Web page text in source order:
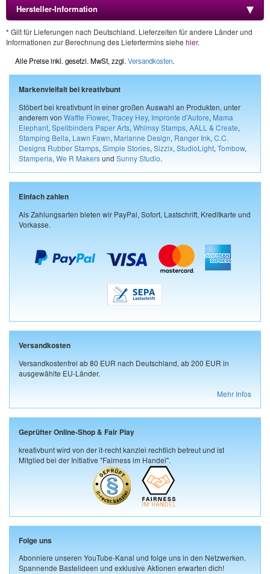
Hersteller-Information
* Gilt für Lieferungen nach Deutschland. Lieferzeiten für andere Länder und
Informationen zur Berechnung des Liefertermins siehe hier.
Alle Preise inkl. gesetzl. MwSt, zzgl. Versandkosten.
Markenvielfalt bei kreativbunt
Stöbert bei kreativbunt in einer großen Auswahl an Produkten, unter
anderem von Waffle Flower, Tracey Hey, Impronte d'Autore, Mama
Elephant, Spellbinders Paper Arts, Whimsy Stamps, AALL & Create,
Stamping Bella, Lawn Fawn, Marianne Design, Ranger Ink, C.C.
Designs Rubber Stamps, Simple Stories, Sizzix, StudioLight, Tombow,
Stamperia, We R Makersund Sunny Studio.
Einfach zahlen
Als Zahlungsarten bieten wir PayPal, Sofort, Lastschrift, Kreditkarte und
Vorkasse.
Versandkosten
Versandkostenfrei ab 80 EUR nach Deutschland, ab 200 EUR in
ausgewählte EU-Länder.
Mehr Infos
Geprüfter Online-Shop & Fair Play
kreativbunt wird von der it-recht kanzlei rechtlich betreut und ist
Mitglied bei der Initiative "Fairness im Handel".
Folge uns
Abonniere unseren YouTube-Kanal und folge uns in den Netzwerken.
Spannende Bastelideen und exklusive Aktionen erwarten dich!